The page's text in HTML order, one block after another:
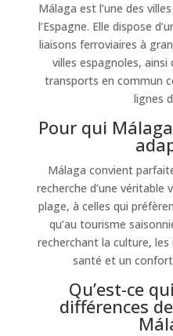
Málaga est l’une des
l’Espagne. Elle dispose
liaisons ferroviaires à
villes espagnoles, ainsi
transports en commun
lignes
Pour qui
Málaga convient
recherche d’une véritable
plage, à celles qui
qu’au tourisme
recherchant la culture,
santé et un
Qu’est-ce
différences